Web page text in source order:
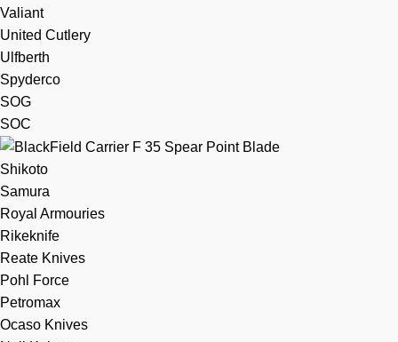
Valiant
United Cutlery
Ulfberth
Spyderco
SOG
SOC
Shikoto
Samura
Royal Armouries
Rikeknife
Reate Knives
Pohl Force
Petromax
Ocaso Knives